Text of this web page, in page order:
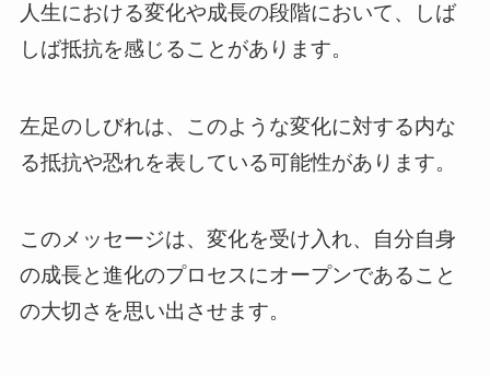
人生における変化や成長の段階において、しば
しば抵抗を感じることがあります。
左足のしびれは、このような変化に対する内な
る抵抗や恐れを表している可能性があります。
このメッセージは、変化を受け入れ、自分自身
の成長と進化のプロセスにオープンであること
の大切さを思い出させます。